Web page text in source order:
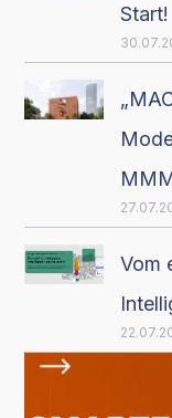
Start!
Vom